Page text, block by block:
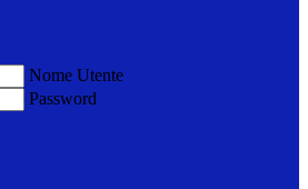
Nome Utente
Password